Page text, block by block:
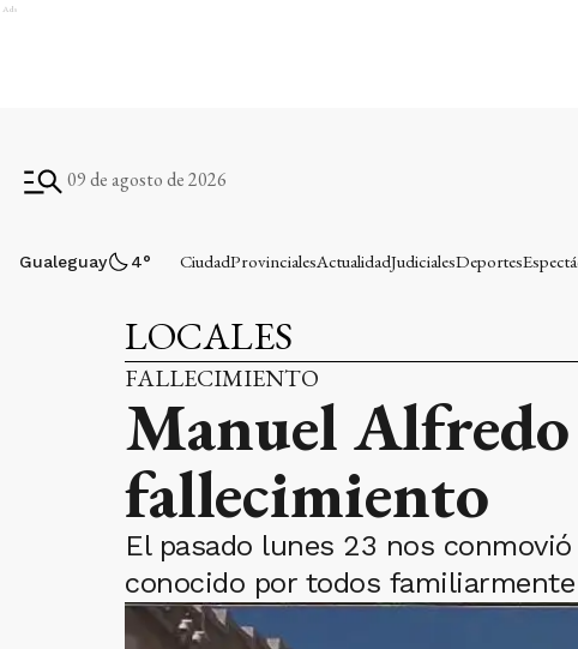
Ads
09 de agosto de 2026
Gualeguay 4° CiudadProvincialesActualidadJudicialesDeportes
LOCALES
FALLECIMIENTO
Manuel Alfredo
fallecimiento
El pasado lunes 23 nos
conocido por todos familiarmente